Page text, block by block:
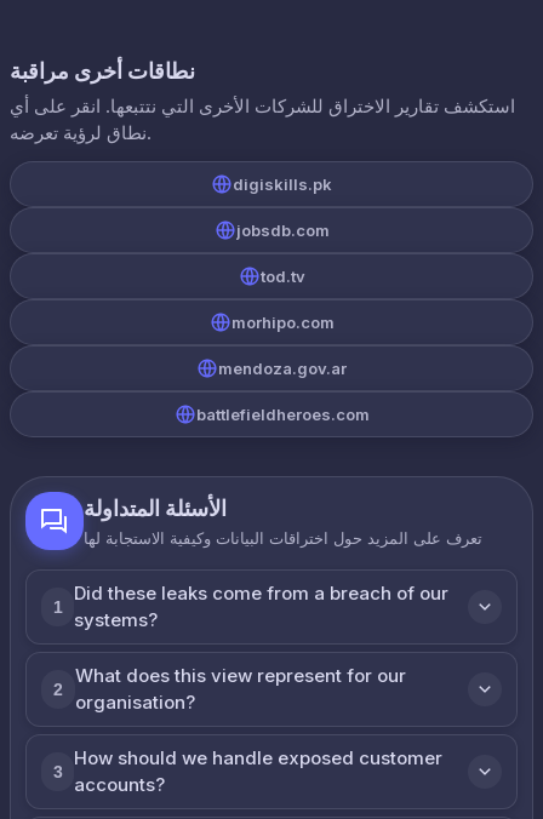
نطاقات أخرى مراقبة
استكشف تقارير الاختراق للشركات الأخرى التي نتتبعها. انقر على أي
نطاق لرؤية تعرضه.
digiskills.pk
jobsdb.com
tod.tv
morhipo.com
mendoza.gov.ar
battlefieldheroes.com
الأسئلة المتداولة
تعرف على المزيد حول اختراقات البيانات وكيفية الاستجابة لها
1
Did these leaks come from a breach of our
systems?
2
What does this view represent for our
organisation?
3
How should we handle exposed customer
accounts?